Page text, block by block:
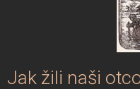
Jak žili naši